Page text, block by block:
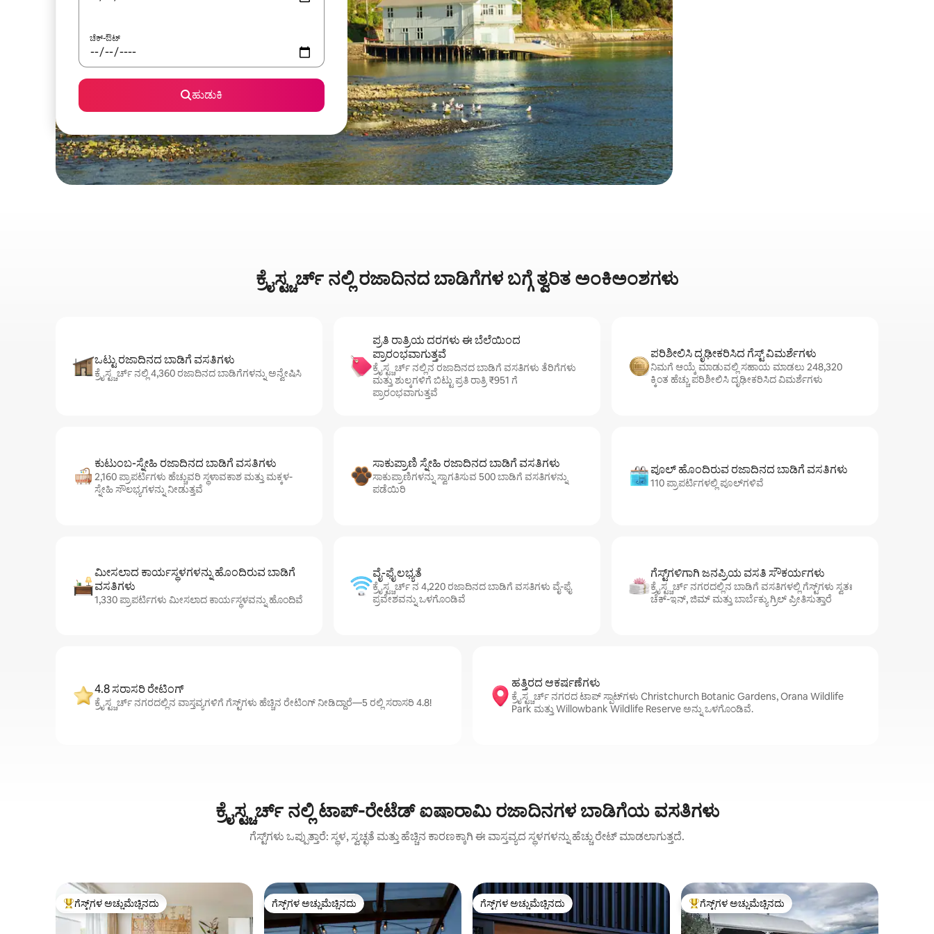
ಚೆಕ್-ಔಟ್
ಹುಡುಕಿ
ಕ್ರೈಸ್ಟ್ಚರ್ಚ್ ನಲ್ಲಿ ರಜಾದಿನದ ಬಾಡಿಗೆಗಳ ಬಗ್ಗೆ ತ್ವರಿತ ಅಂಕಿಅಂಶಗಳು
ಒಟ್ಟು ರಜಾದಿನದ ಬಾಡಿಗೆ ವಸತಿಗಳು
ಕ್ರೈಸ್ಟ್ಚರ್ಚ್ ನಲ್ಲಿ 4,360 ರಜಾದಿನದ ಬಾಡಿಗೆಗಳನ್ನು ಅನ್ವೇಷಿಸಿ
ಪ್ರತಿ ರಾತ್ರಿಯ ದರಗಳು ಈ ಬೆಲೆಯಿಂದ
ಪ್ರಾರಂಭವಾಗುತ್ತವೆ
ಕ್ರೈಸ್ಟ್ಚರ್ಚ್ ನಲ್ಲಿನ ರಜಾದಿನದ ಬಾಡಿಗೆ ವಸತಿಗಳು ತೆರಿಗೆಗಳು
ಮತ್ತು ಶುಲ್ಕಗಳಿಗೆ ಬಿಟ್ಟು ಪ್ರತಿ ರಾತ್ರಿ ₹951 ಗೆ
ಪ್ರಾರಂಭವಾಗುತ್ತವೆ
ಪರಿಶೀಲಿಸಿ ದೃಢೀಕರಿಸಿದ ಗೆಸ್ಟ್ ವಿಮರ್ಶೆಗಳು
ನಿಮಗೆ ಆಯ್ಕೆ ಮಾಡುವಲ್ಲಿ ಸಹಾಯ ಮಾಡಲು 248,320
ಕ್ಕಿಂತ ಹೆಚ್ಚು ಪರಿಶೀಲಿಸಿ ದೃಢೀಕರಿಸಿದ ವಿಮರ್ಶೆಗಳು
ಕುಟುಂಬ-ಸ್ನೇಹಿ ರಜಾದಿನದ ಬಾಡಿಗೆ ವಸತಿಗಳು
2,160 ಪ್ರಾಪರ್ಟಿಗಳು ಹೆಚ್ಚುವರಿ ಸ್ಥಳಾವಕಾಶ ಮತ್ತು ಮಕ್ಕಳ-
ಸ್ನೇಹಿ ಸೌಲಭ್ಯಗಳನ್ನು ನೀಡುತ್ತವೆ
ಸಾಕುಪ್ರಾಣಿ ಸ್ನೇಹಿ ರಜಾದಿನದ ಬಾಡಿಗೆ ವಸತಿಗಳು
ಸಾಕುಪ್ರಾಣಿಗಳನ್ನು ಸ್ವಾಗತಿಸುವ 500 ಬಾಡಿಗೆ ವಸತಿಗಳನ್ನು
ಪಡೆಯಿರಿ
ಪೂಲ್ ಹೊಂದಿರುವ ರಜಾದಿನದ ಬಾಡಿಗೆ ವಸತಿಗಳು
110 ಪ್ರಾಪರ್ಟಿಗಳಲ್ಲಿ ಪೂಲ್‌‌‌‌‌‌‌‌‌ಗಳಿವೆ
ಮೀಸಲಾದ ಕಾರ್ಯಸ್ಥಳಗಳನ್ನು ಹೊಂದಿರುವ ಬಾಡಿಗೆ
ವಸತಿಗಳು
1,330 ಪ್ರಾಪರ್ಟಿಗಳು ಮೀಸಲಾದ ಕಾರ್ಯಸ್ಥಳವನ್ನು ಹೊಂದಿವೆ
ವೈ-ಫೈ ಲಭ್ಯತೆ
ಕ್ರೈಸ್ಟ್ಚರ್ಚ್ ನ 4,220 ರಜಾದಿನದ ಬಾಡಿಗೆ ವಸತಿಗಳು ವೈ-ಫೈ
ಪ್ರವೇಶವನ್ನು ಒಳಗೊಂಡಿವೆ
ಗೆಸ್ಟ್‌ಗಳಿಗಾಗಿ ಜನಪ್ರಿಯ ವಸತಿ ಸೌಕರ್ಯಗಳು
ಕ್ರೈಸ್ಟ್ಚರ್ಚ್ ನಗರದಲ್ಲಿನ ಬಾಡಿಗೆ ವಸತಿಗಳಲ್ಲಿ ಗೆಸ್ಟ್‌ಗಳು ಸ್ವತಃ
ಚೆಕ್-ಇನ್, ಜಿಮ್ ಮತ್ತು ಬಾರ್ಬೆಕ್ಯು ಗ್ರಿಲ್ ಪ್ರೀತಿಸುತ್ತಾರೆ
4.8 ಸರಾಸರಿ ರೇಟಿಂಗ್
ಕ್ರೈಸ್ಟ್ಚರ್ಚ್ ನಗರದಲ್ಲಿನ ವಾಸ್ತವ್ಯಗಳಿಗೆ ಗೆಸ್ಟ್‌ಗಳು ಹೆಚ್ಚಿನ ರೇಟಿಂಗ್ ನೀಡಿದ್ದಾರೆ—5 ರಲ್ಲಿ ಸರಾಸರಿ 4.8!
ಹತ್ತಿರದ ಆಕರ್ಷಣೆಗಳು
ಕ್ರೈಸ್ಟ್ಚರ್ಚ್ ನಗರದ ಟಾಪ್ ಸ್ಪಾಟ್‌ಗಳು Christchurch Botanic Gardens, Orana Wildlife
Park ಮತ್ತು Willowbank Wildlife Reserve ಅನ್ನು ಒಳಗೊಂಡಿವೆ.
ಕ್ರೈಸ್ಟ್ಚರ್ಚ್ ನಲ್ಲಿ ಟಾಪ್-ರೇಟೆಡ್ ಐಷಾರಾಮಿ ರಜಾದಿನಗಳ ಬಾಡಿಗೆಯ ವಸತಿಗಳು
ಗೆಸ್ಟ್‌ಗಳು ಒಪ್ಪುತ್ತಾರೆ: ಸ್ಥಳ, ಸ್ವಚ್ಛತೆ ಮತ್ತು ಹೆಚ್ಚಿನ ಕಾರಣಕ್ಕಾಗಿ ಈ ವಾಸ್ತವ್ಯದ ಸ್ಥಳಗಳನ್ನು ಹೆಚ್ಚು ರೇಟ್ ಮಾಡಲಾಗುತ್ತದೆ.
ಗೆಸ್ಟ್‌ಗಳಿಗೆ ಅತಿ ಹೆಚ್ಚು ಅಚ್ಚುಮೆಚ್ಚಿನದು
ಗೆಸ್ಟ್‌ಗಳ ಅಚ್ಚುಮೆಚ್ಚಿನದು ಗೆಸ್ಟ್‌ಗಳ ಅಚ್ಚುಮೆಚ್ಚಿನದು
ಗೆಸ್ಟ್‌ಗಳ ಅಚ್ಚುಮೆಚ್ಚಿನದು ಗೆಸ್ಟ್‌ಗಳ ಅಚ್ಚುಮೆಚ್ಚಿನದು
ಗೆಸ್ಟ್‌ಗಳ ಅಚ್ಚುಮೆಚ್ಚಿನದು ಗೆಸ್ಟ್‌ಗಳಿಗೆ ಅತಿ ಹೆಚ್ಚು ಅಚ್ಚುಮೆಚ್ಚಿನದು
ಗೆಸ್ಟ್‌ಗಳ ಅಚ್ಚುಮೆಚ್ಚಿನದು